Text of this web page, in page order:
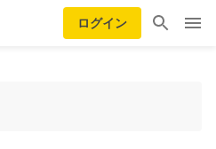
ログイン